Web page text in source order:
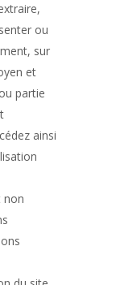
ou
sur
et
partie
ainsi
non